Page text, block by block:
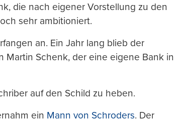
die nach eigener Vorstellung zu den
sehr ambitioniert.
an. Ein Jahr lang blieb der
Martin Schenk, der eine eigene Bank in
auf den Schild zu heben.
ein Mann von Schroders. Der